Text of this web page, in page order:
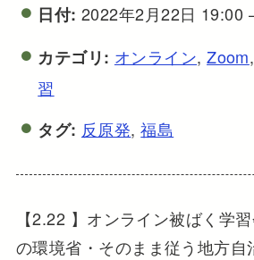
日付: 2022年2月22日 19:00
カテゴリ: オンライン,Zoom,
習
タグ: 反原発,福島
【2.22 】オンライン被ばく学
の環境省・そのまま従う地方自